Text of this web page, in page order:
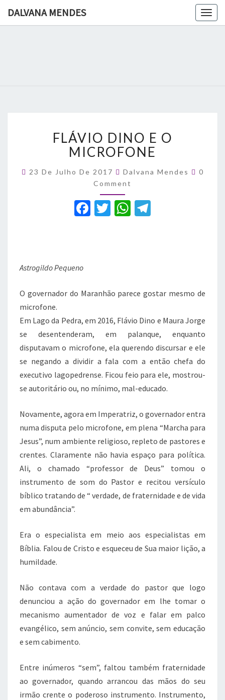
DALVANA MENDES
DINO
E
O
MICROFONE
FLÁVIO DINO E O
MICROFONE
23 De Julho De 2017 Dalvana Mendes
0
Comment
F
o
k
T W
p m
Astrogildo Pequeno
O governador do Maranhão parece gostar mesmo de
microfone.
Em Lago da Pedra, em 2016, Flávio Dino e Maura Jorge
se desentenderam, em palanque, enquanto
disputavam o microfone, ela querendo discursar e ele
se negando a dividir a fala com a então chefa do
executivo lagopedrense. Ficou feio para ele, mostrou-
se autoritário ou, no mínimo, mal-educado.
Novamente, agora em Imperatriz, o governador entra
numa disputa pelo microfone, em plena “Marcha para
Jesus”, num ambiente religioso, repleto de pastores e
crentes. Claramente não havia espaço para política.
Ali, o chamado “professor de Deus” tomou o
instrumento de som do Pastor e recitou versículo
bíblico tratando de “ verdade, de fraternidade e de vida
em abundância”.
Era o especialista em meio aos especialistas em
Bíblia. Falou de Cristo e esqueceu de Sua maior lição, a
humildade.
Não contava com a verdade do pastor que logo
denunciou a ação do governador em lhe tomar o
mecanismo aumentador de voz e falar em palco
evangélico, sem anúncio, sem convite, sem educação
e sem cabimento.
Entre inúmeros “sem”, faltou também fraternidade
ao governador, quando arrancou das mãos do seu
irmão crente o poderoso instrumento. Instrumento,